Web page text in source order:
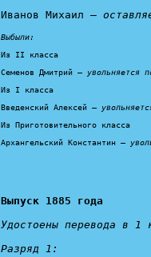
Иванов Михаил –
Выбыли:
Из II класса
Семенов Дмитрий – увольняется
Из I класса
Введенский Алексей –
Из Приготовительного класса
Архангельский Константин –
Выпуск 1885 года
Удостоены перевода в 1
Разряд 1: